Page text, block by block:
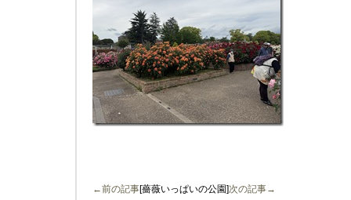
←前の記事[薔薇いっぱいの公園]次の記事→